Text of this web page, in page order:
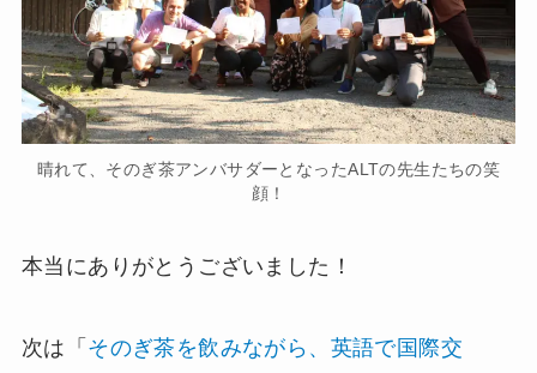
晴れて、そのぎ茶アンバサダーとなったALTの先生たちの笑
顔！
本当にありがとうございました！
次は「 そのぎ茶を飲みながら、英語で国際交